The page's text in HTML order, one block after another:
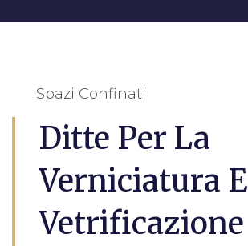
Spazi Confinati
Ditte Per La
Verniciatura E
Vetrificazione